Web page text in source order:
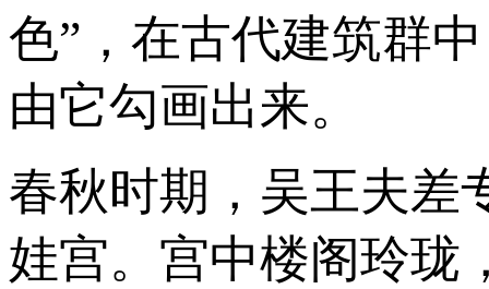
色”，在古代建筑群
由它勾画出来。
春秋时期，吴王夫差
娃宫。宫中楼阁玲珑